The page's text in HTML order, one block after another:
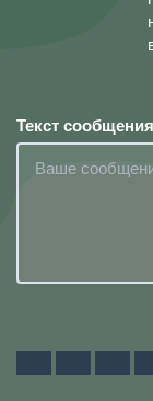
Текст